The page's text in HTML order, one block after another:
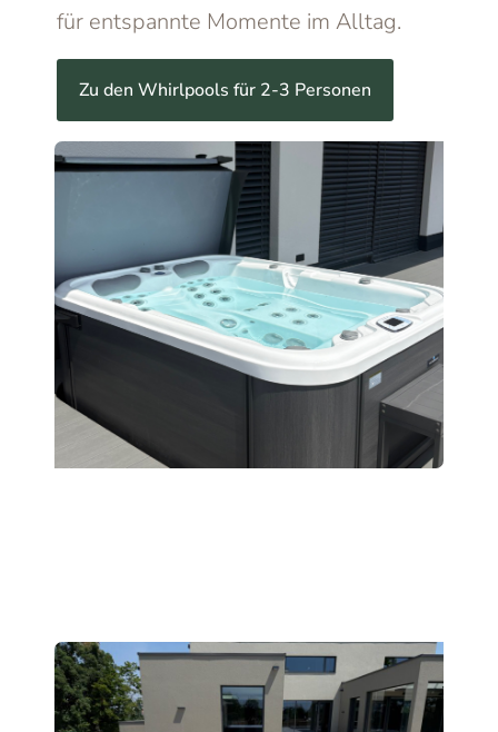
für entspannte Momente im Alltag.
Zu den Whirlpools für 2-3 Personen